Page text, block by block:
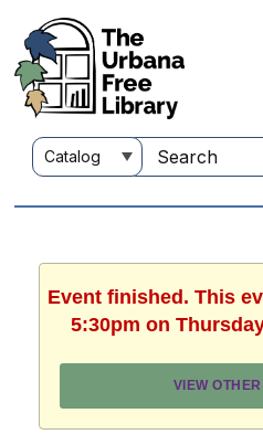
Event finished. This
5:30pm on
VIEW